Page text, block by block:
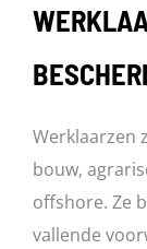
Werklaarzen
bouw,
offshore. Ze
vallende